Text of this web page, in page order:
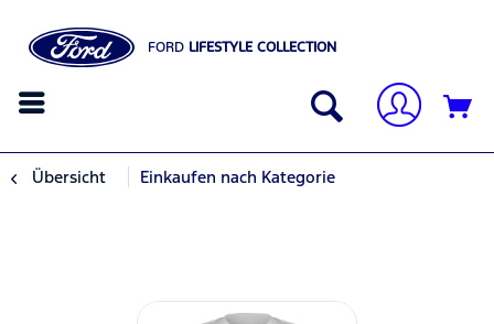
FORD LIFESTYLE COLLECTION
Übersicht Einkaufen nach Kategorie